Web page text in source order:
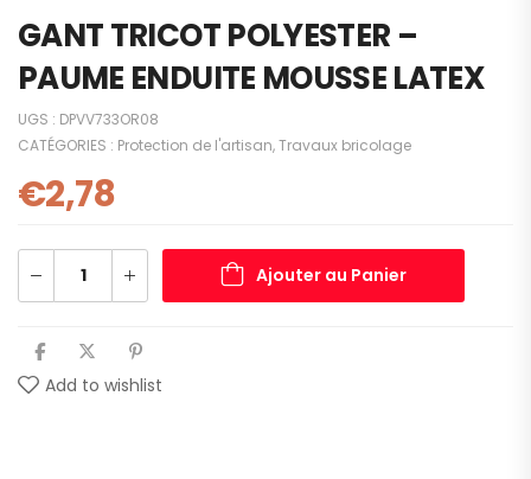
GANT TRICOT POLYESTER –
PAUME ENDUITE MOUSSE LATEX
UGS : DPVV733OR08
CATÉGORIES : Protection de l'artisan,Travaux bricolage
€2,78
Ajouter au Panier
Add to wishlist